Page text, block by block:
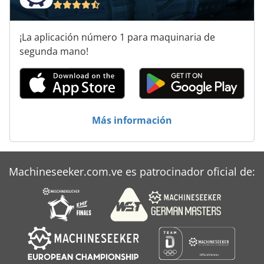
¡La aplicación número 1 para maquinaria de
segunda mano!
Más información
Machineseeker.com.ve es patrocinador oficial de: